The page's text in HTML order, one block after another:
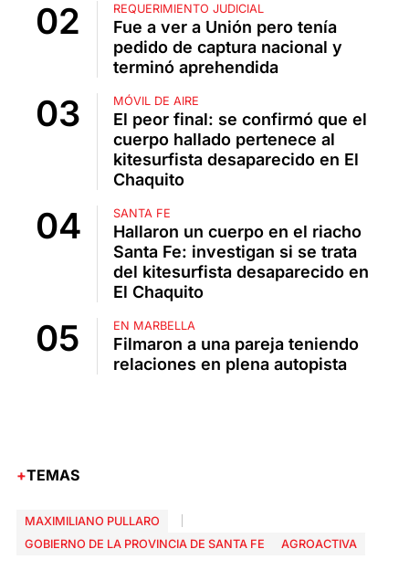
REQUERIMIENTO JUDICIAL
Fue a ver a Unión pero tenía
pedido de captura nacional y
terminó aprehendida
MÓVIL DE AIRE
El peor final: se confirmó que el
cuerpo hallado pertenece al
kitesurfista desaparecido en El
Chaquito
SANTA FE
Hallaron un cuerpo en el riacho
Santa Fe: investigan si se trata
del kitesurfista desaparecido en
El Chaquito
EN MARBELLA
Filmaron a una pareja teniendo
relaciones en plena autopista
TEMAS
MAXIMILIANO PULLARO
GOBIERNO DE LA PROVINCIA DE SANTA FE
AGROACTIVA